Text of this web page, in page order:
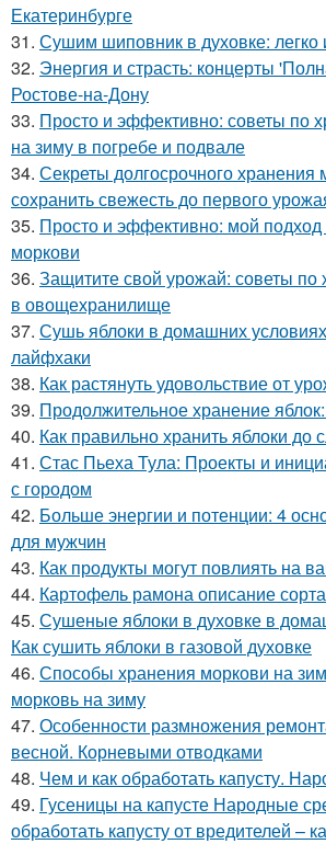
Екатеринбурге
31. Сушим шиповник в духовке: легко
32. Энергия и страсть: концерты
Ростове-на-Дону
33. Просто и эффективно: советы по
на зиму в погребе и подвале
34. Секреты долгосрочного хранения
сохранить свежесть до первого
35. Просто и эффективно: мой
моркови
36. Защитите свой урожай: советы
в овощехранилище
37. Сушь яблоки в домашних
лайфхаки
38. Как растянуть удовольствие от
39. Продолжительное хранение
40. Как правильно хранить яблоки до
41. Стас Пьеха Тула: Проекты и
с городом
42. Больше энергии и потенции: 4
для мужчин
43. Как продукты могут повлиять на
44. Картофель рамона описание
45. Сушеные яблоки в духовке в
Как сушить яблоки в газовой духовке
46. Способы хранения моркови на
морковь на зиму
47. Особенности размножения
весной. Корневыми отводками
48. Чем и как обработать капусту.
49. Гусеницы на капусте Народные
обработать капусту от вредителей –